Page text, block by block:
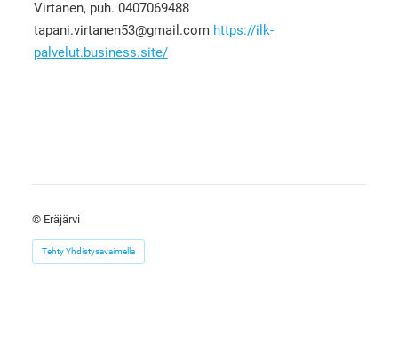
Virtanen, puh. 0407069488
tapani.virtanen53@gmail.com https://ilk-
palvelut.business.site/
© Eräjärvi
Tehty Yhdistysavaimella